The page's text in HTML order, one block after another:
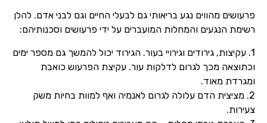
פרעושים מהווים נגע בריאותי גם לבעלי החיים וגם לבני אדם. להלן
רשימת הנגעים והמחלות המועברים על ידי פרעושים וסכנותיהם:
1. עקיצות, גירודים וגירויי בעור. הגירוד יכול להמשך גם מספר ימים
וכתוצאה מכך לגרום לדלקות עור. עקיצת הפרעוש כואבת
ומגרדת מאוד.
2. מציצית הדם עלולה לגרום לאנמיה ואף למוות בחיות משק
צעירות.